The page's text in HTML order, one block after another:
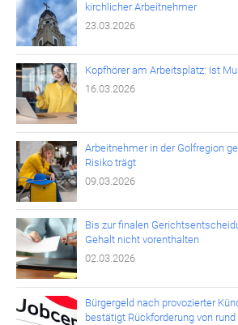
kirchlicher Arbeitnehmer
23.03.2026
Kopfhörer am Arbeitsplatz: Ist
16.03.2026
Arbeitnehmer in der Golfregion
Risiko trägt
09.03.2026
Bis zur finalen
Gehalt nicht vorenthalten
02.03.2026
Bürgergeld nach provozierter
bestätigt Rückforderung von rund